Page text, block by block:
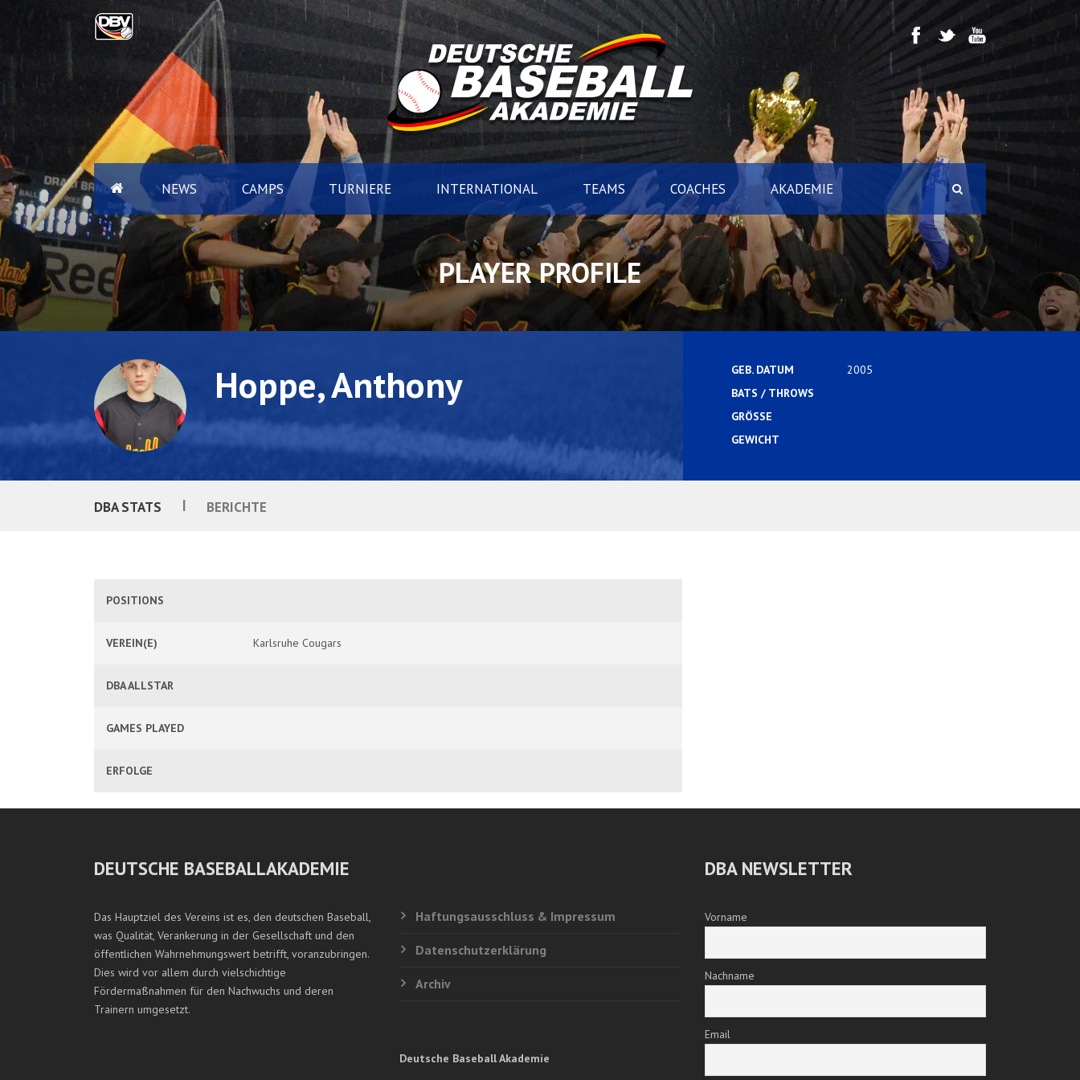
NEWS CAMPS TURNIERE INTERNATIONAL TEAMS COACHES AKADEMIE
PLAYER PROFILE
Hoppe, Anthony GEB. DATUM
2005
BATS / THROWS
GRÖSSE
GEWICHT
DBA STATS | BERICHTE
POSITIONS
VEREIN(E) Karlsruhe Cougars
DBA ALLSTAR
GAMES PLAYED
ERFOLGE
DEUTSCHE BASEBALLAKADEMIE
Das Hauptziel des Vereins ist es, den deutschen Baseball,
was Qualität, Verankerung in der Gesellschaft und den
öffentlichen Wahrnehmungswert betrifft, voranzubringen.
Dies wird vor allem durch vielschichtige
Fördermaßnahmen für den Nachwuchs und deren
Trainern umgesetzt.
Haftungsausschluss & Impressum
Datenschutzerklärung
Archiv
Deutsche Baseball Akademie
DBA NEWSLETTER
Vorname
Nachname
Email